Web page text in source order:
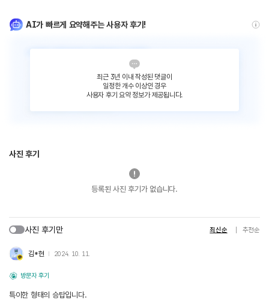
AI가 빠르게 요약해주는 사용자 후기!
최근 3년 이내 작성된 댓글이
일정한 개수 이상인 경우
사용자 후기 요약 정보가 제공됩니다.
사진 후기
등록된 사진 후기가 없습니다.
사진 후기만 최신순 추천순
김*현 2024. 10. 11.
방문자 후기
특이한 형태의 승탑입니다.